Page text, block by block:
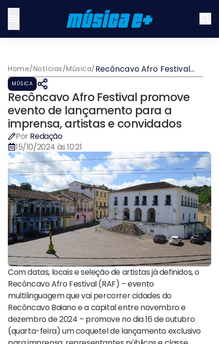
Home/Notícias/Música/Recôncavo Afro Festival
promove evento de
imprensa, artistas e
convidados
MÚSICA
Recôncavo Afro Festival promove
evento de lançamento para a
imprensa, artistas e convidados
Por Redação
15/10/2024 às 10:21
Com datas, locais e seleção de artistas já definidos, o
Recôncavo Afro Festival (RAF) – evento
multilinguagem que vai percorrer cidades do
Recôncavo Baiano e a capital entre novembro e
dezembro de 2024 – promove no dia 16 de outubro
(quarta-feira) um coquetel de lançamento exclusivo